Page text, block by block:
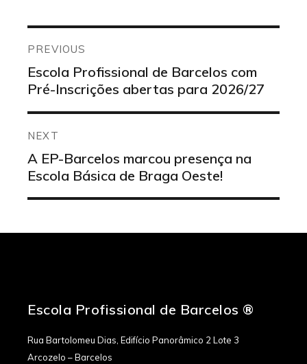
Navegação
de
artigos
PREVIOUS
Previous
post:
Escola Profissional de Barcelos com
Pré-Inscrições abertas para 2026/27
NEXT
Next
post:
A EP-Barcelos marcou presença na
Escola Básica de Braga Oeste!
Escola Profissional de Barcelos ®
Rua Bartolomeu Dias, Edifício Panorâmico 2 Lote 3
Arcozelo – Barcelos